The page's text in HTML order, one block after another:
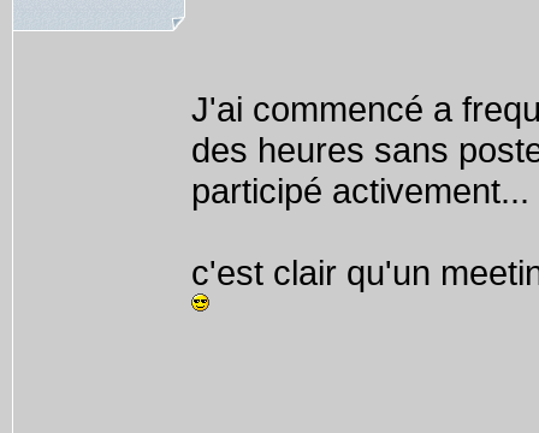
J'ai commencé a
des heures sans
participé activement...
c'est clair qu'un